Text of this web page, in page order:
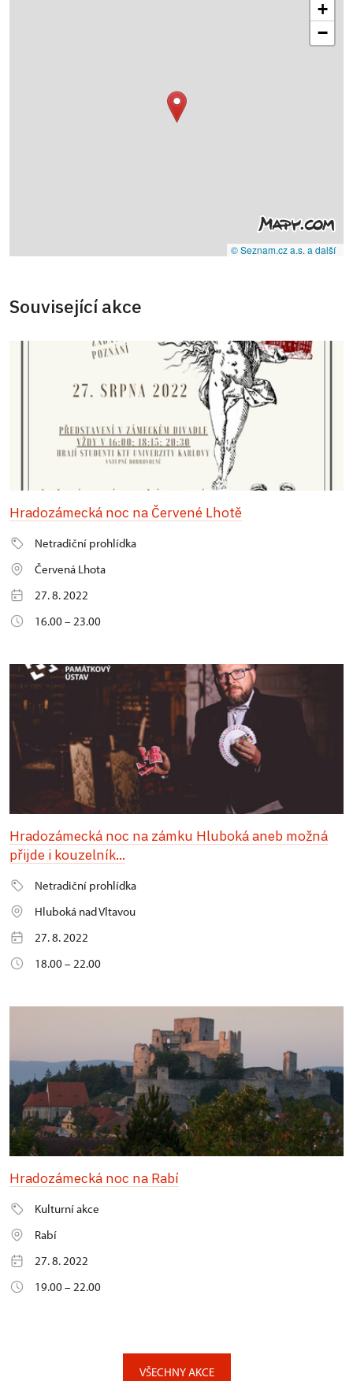
+
−
© Seznam.cz a.s. a další
Související akce
Hradozámecká noc na Červené Lhotě
Netradiční prohlídka
Červená Lhota
27. 8. 2022
16.00 – 23.00
Hradozámecká noc na zámku Hluboká aneb možná
přijde i kouzelník...
Netradiční prohlídka
Hluboká nad Vltavou
27. 8. 2022
18.00 – 22.00
Hradozámecká noc na Rabí
Kulturní akce
Rabí
27. 8. 2022
19.00 – 22.00
VŠECHNY AKCE